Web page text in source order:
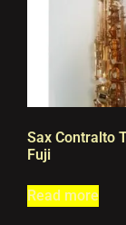
Sax Contralto
Fuji
Read more